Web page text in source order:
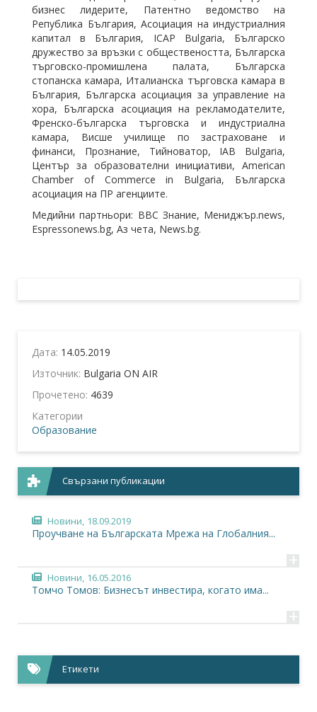
бизнес лидерите, Патентно ведомство на
Република България, Асоциация на индустриалния
капитал в България, ICAP Bulgaria, Българско
дружество за връзки с обществеността, Българска
търговско-промишлена палата, Българска
стопанска камара, Италианска търговска камара в
България, Българска асоциация за управление на
хора, Българска асоциация на рекламодателите,
Френско-българска търговска и индустриална
камара, Висше училище по застраховане и
финанси, Прознание, Тийноватор, IAB Bulgaria,
Център за образователни инициативи, American
Chamber of Commerce in Bulgaria, Българска
асоциация на ПР агенциите.
Медийни партньори: BBC Знание, Мениджър.news,
Espressonews.bg, Аз чета, News.bg.
Дата: 14.05.2019
Източник: Bulgaria ON AIR
Прочетено: 4639
Категории
Образование
Свързани публикации
Новини, 18.09.2019
Проучване на Българската Мрежа на Глобалния...
+
Новини, 16.05.2016
Томчо Томов: Бизнесът инвестира, когато има...
+
Етикети